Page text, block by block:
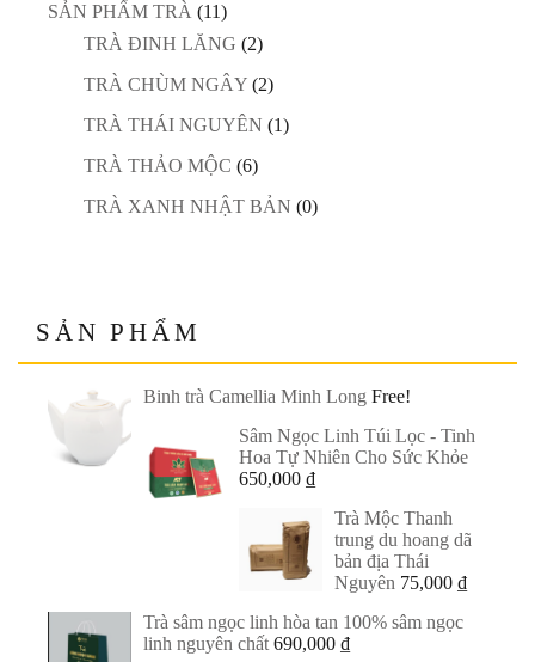
SẢN PHẨM TRÀ (11)
TRÀ ĐINH LĂNG (2)
TRÀ CHÙM NGÂY (2)
TRÀ THÁI NGUYÊN (1)
TRÀ THẢO MỘC (6)
TRÀ XANH NHẬT BẢN (0)
SẢN PHẨM
Binh trà Camellia Minh Long Free!
Sâm Ngọc Linh Túi Lọc - Tinh
Hoa Tự Nhiên Cho Sức Khỏe
650,000 ₫
Trà Mộc Thanh
trung du hoang dã
bản địa Thái
Nguyên 75,000 ₫
Trà sâm ngọc linh hòa tan 100% sâm ngọc
linh nguyên chất 690,000 ₫